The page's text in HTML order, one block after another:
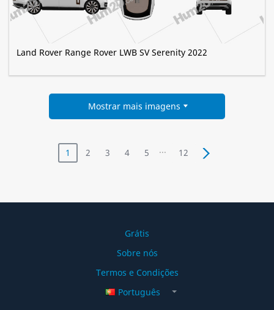
Land Rover Range Rover LWB SV Serenity 2022
Mostrar mais imagens
1 2 3 4 5 ... 12
Grátis
Sobre nós
Termos e Condições
Português